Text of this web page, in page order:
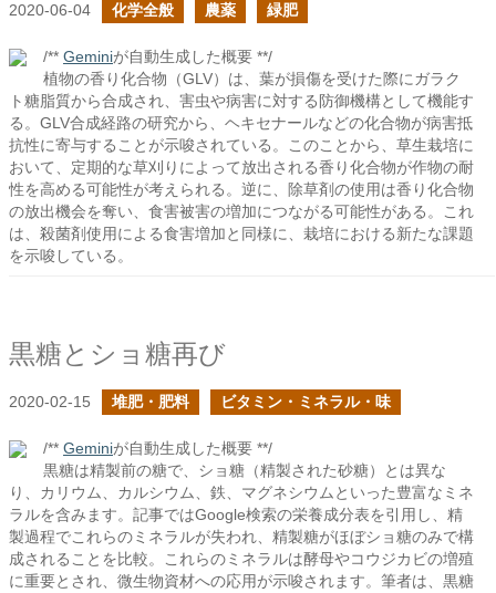
2020-06-04 化学全般 農薬 緑肥
/** Geminiが自動生成した概要 **/
植物の香り化合物（GLV）は、葉が損傷を受けた際にガラク
ト糖脂質から合成され、害虫や病害に対する防御機構として機能す
る。GLV合成経路の研究から、ヘキセナールなどの化合物が病害抵
抗性に寄与することが示唆されている。このことから、草生栽培に
おいて、定期的な草刈りによって放出される香り化合物が作物の耐
性を高める可能性が考えられる。逆に、除草剤の使用は香り化合物
の放出機会を奪い、食害被害の増加につながる可能性がある。これ
は、殺菌剤使用による食害増加と同様に、栽培における新たな課題
を示唆している。
黒糖とショ糖再び
2020-02-15 堆肥・肥料 ビタミン・ミネラル・味
/** Geminiが自動生成した概要 **/
黒糖は精製前の糖で、ショ糖（精製された砂糖）とは異な
り、カリウム、カルシウム、鉄、マグネシウムといった豊富なミネ
ラルを含みます。記事ではGoogle検索の栄養成分表を引用し、精
製過程でこれらのミネラルが失われ、精製糖がほぼショ糖のみで構
成されることを比較。これらのミネラルは酵母やコウジカビの増殖
に重要とされ、微生物資材への応用が示唆されます。筆者は、黒糖